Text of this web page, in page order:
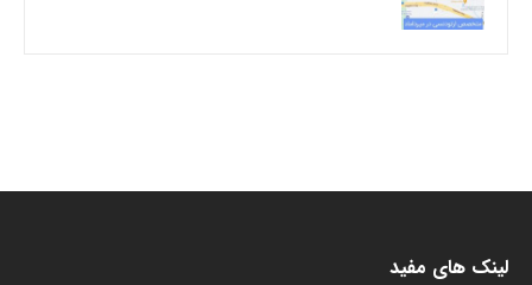
لینک های مفید